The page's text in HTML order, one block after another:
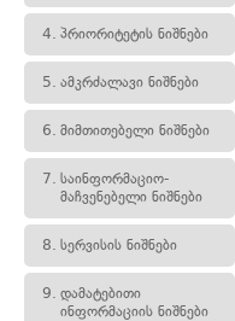
4. პრიორიტეტის ნიშნები
5. ამკრძალავი ნიშნები
6. მიმთითებელი ნიშნები
7. საინფორმაციო-
მაჩვენებელი ნიშნები
8. სერვისის ნიშნები
9. დამატებითი
ინფორმაციის ნიშნები